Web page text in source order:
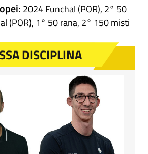
2024 Funchal (POR), 2° 50
(POR), 1° 50 rana, 2° 150 misti
DISCIPLINA